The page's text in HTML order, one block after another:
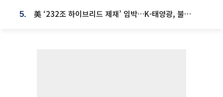
5. 美 ‘232조 하이브리드 제재’ 임박…K-태양광, 불확실성 털고 날개 다나